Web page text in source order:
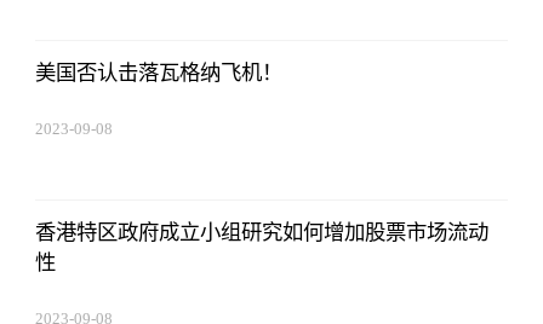
美国否认击落瓦格纳飞机！
2023-09-08
香港特区政府成立小组研究如何增加股票市场流动
性
2023-09-08